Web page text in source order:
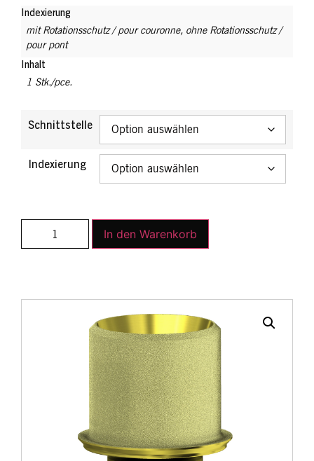
Indexierung
mit Rotationsschutz / pour couronne, ohne Rotationsschutz /
pour pont
Inhalt
1 Stk./pce.
Schnittstelle
Indexierung
In den Warenkorb